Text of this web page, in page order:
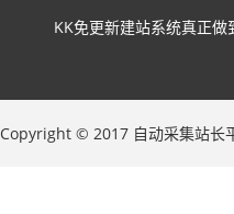
KK免更新建站系统真正
Copyright © 2017 自动采集站长